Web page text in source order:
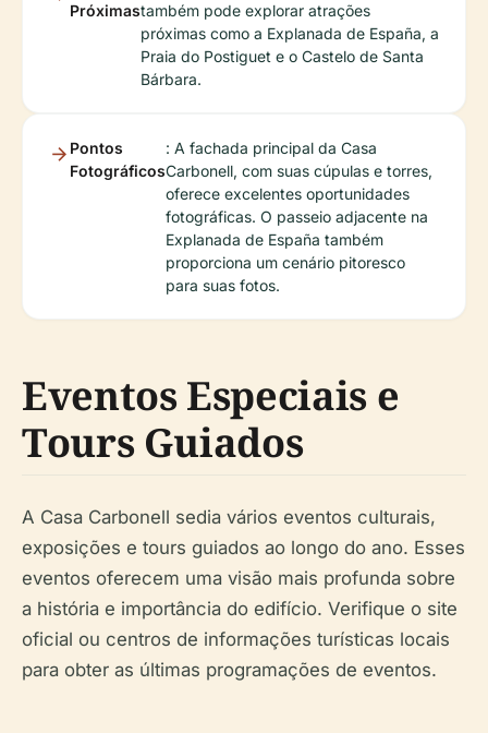
Próximastambém pode explorar atrações
próximas como a Explanada de España, a
Praia do Postiguet e o Castelo de Santa
Bárbara.
Pontos
Fotográficos
: A fachada principal da Casa
Carbonell, com suas cúpulas e torres,
oferece excelentes oportunidades
fotográficas. O passeio adjacente na
Explanada de España também
proporciona um cenário pitoresco
para suas fotos.
Eventos Especiais e
Tours Guiados
A Casa Carbonell sedia vários eventos culturais,
exposições e tours guiados ao longo do ano. Esses
eventos oferecem uma visão mais profunda sobre
a história e importância do edifício. Verifique o site
oficial ou centros de informações turísticas locais
para obter as últimas programações de eventos.